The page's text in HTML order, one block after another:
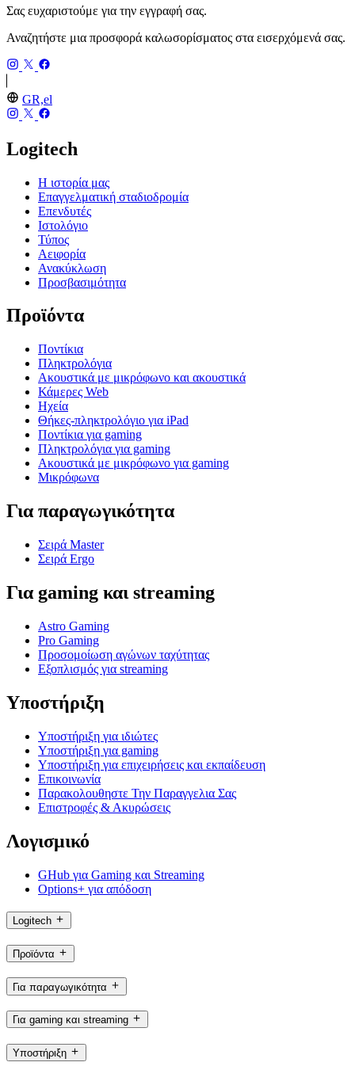
Σας ευχαριστούμε για την εγγραφή σας.
Αναζητήστε μια προσφορά καλωσορίσματος στα εισερχόμενά σας.
GR,el
Logitech
Η ιστορία μας
Επαγγελματική σταδιοδρομία
Επενδυτές
Ιστολόγιο
Τύπος
Αειφορία
Ανακύκλωση
Προσβασιμότητα
Προϊόντα
Ποντίκια
Πληκτρολόγια
Ακουστικά με μικρόφωνο και ακουστικά
Κάμερες Web
Ηχεία
Θήκες-πληκτρολόγιο για iPad
Ποντίκια για gaming
Πληκτρολόγια για gaming
Ακουστικά με μικρόφωνο για gaming
Μικρόφωνα
Για παραγωγικότητα
Σειρά Master
Σειρά Ergo
Για gaming και streaming
Astro Gaming
Pro Gaming
Προσομοίωση αγώνων ταχύτητας
Εξοπλισμός για streaming
Υποστήριξη
Υποστήριξη για ιδιώτες
Υποστήριξη για gaming
Υποστήριξη για επιχειρήσεις και εκπαίδευση
Επικοινωνία
Παρακολουθηστε Την Παραγγελια Σας
Επιστροφές & Ακυρώσεις
Λογισμικό
GHub για Gaming και Streaming
Options+ για απόδοση
Logitech
Προϊόντα
Για παραγωγικότητα
Για gaming και streaming
Υποστήριξη